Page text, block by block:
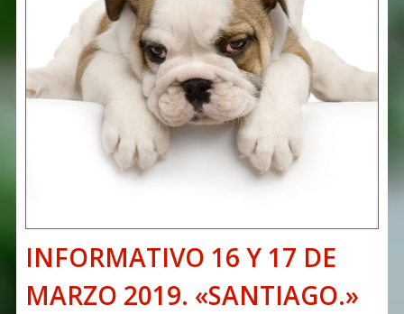
INFORMATIVO 16 Y 17 DE
MARZO 2019. «SANTIAGO.»